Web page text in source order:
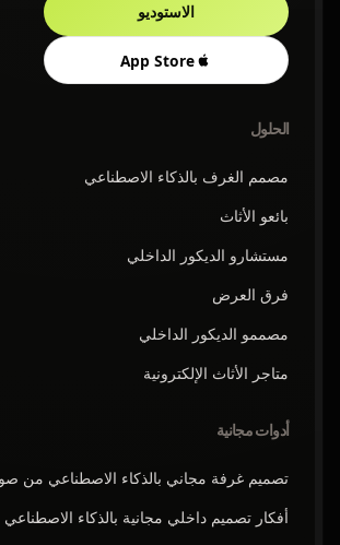
الاستوديو
App Store
الحلول
مصمم الغرف بالذكاء الاصطناعي
بائعو الأثاث
مستشارو الديكور الداخلي
فرق العرض
مصممو الديكور الداخلي
متاجر الأثاث الإلكترونية
أدوات مجانية
تصميم غرفة مجاني بالذكاء الاصطناعي من
أفكار تصميم داخلي مجانية بالذكاء الاصطناعي